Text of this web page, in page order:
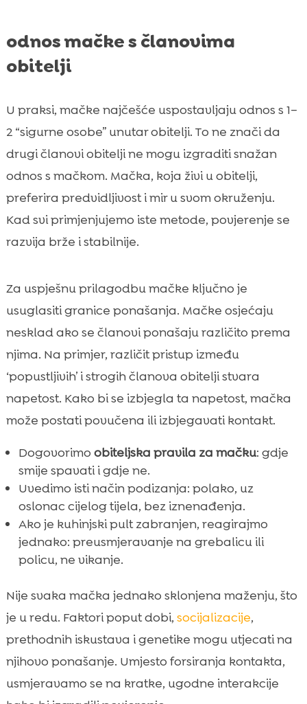
odnos mačke s članovima
obitelji
U praksi, mačke najčešće uspostavljaju odnos s 1–
2 “sigurne osobe” unutar obitelji. To ne znači da
drugi članovi obitelji ne mogu izgraditi snažan
odnos s mačkom. Mačka, koja živi u obitelji,
preferira predvidljivost i mir u svom okruženju.
Kad svi primjenjujemo iste metode, povjerenje se
razvija brže i stabilnije.
Za uspješnu prilagodbu mačke ključno je
usuglasiti granice ponašanja. Mačke osjećaju
nesklad ako se članovi ponašaju različito prema
njima. Na primjer, različit pristup između
‘popustljivih’ i strogih članova obitelji stvara
napetost. Kako bi se izbjegla ta napetost, mačka
može postati povučena ili izbjegavati kontakt.
Dogovorimo obiteljska pravila za mačku: gdje
smije spavati i gdje ne.
Uvedimo isti način podizanja: polako, uz
oslonac cijelog tijela, bez iznenađenja.
Ako je kuhinjski pult zabranjen, reagirajmo
jednako: preusmjeravanje na grebalicu ili
policu, ne vikanje.
Nije svaka mačka jednako sklonjena maženju, što
je u redu. Faktori poput dobi, socijalizacije,
prethodnih iskustava i genetike mogu utjecati na
njihovo ponašanje. Umjesto forsiranja kontakta,
usmjeravamo se na kratke, ugodne interakcije